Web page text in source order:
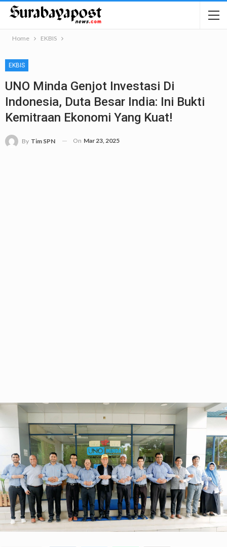
Home EKBIS
EKBIS
UNO Minda Genjot Investasi Di
Indonesia, Duta Besar India: Ini Bukti
Kemitraan Ekonomi Yang Kuat!
By Tim SPN On Mar 23, 2025